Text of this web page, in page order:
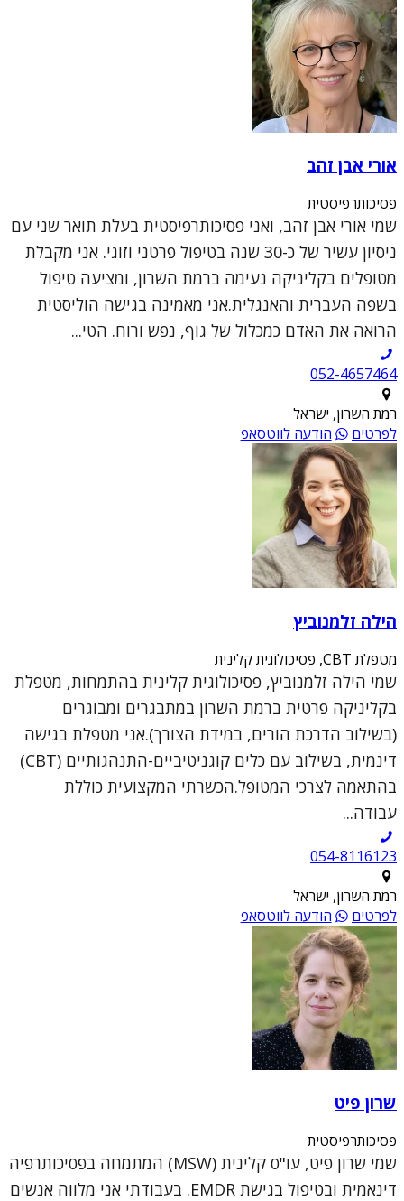
אורי אבן זהב
פסיכותרפיסטית
שמי אורי אבן זהב, ואני פסיכותרפיסטית בעלת תואר שני עם
ניסיון עשיר של כ-30 שנה בטיפול פרטני וזוגי. אני מקבלת
מטופלים בקליניקה נעימה ברמת השרון, ומציעה טיפול
בשפה העברית והאנגלית.אני מאמינה בגישה הוליסטית
הרואה את האדם כמכלול של גוף, נפש ורוח. הטי...
052-4657464
רמת השרון, ישראל
לפרטים
הודעה לווטסאפ
הילה זלמנוביץ
מטפלת CBT, פסיכולוגית קלינית
שמי הילה זלמנוביץ, פסיכולוגית קלינית בהתמחות, מטפלת
בקליניקה פרטית ברמת השרון במתבגרים ומבוגרים
(בשילוב הדרכת הורים, במידת הצורך).אני מטפלת בגישה
דינמית, בשילוב עם כלים קוגניטיביים-התנהגותיים (CBT)
בהתאמה לצרכי המטופל.הכשרתי המקצועית כוללת
עבודה...
054-8116123
רמת השרון, ישראל
לפרטים
הודעה לווטסאפ
שרון פיט
פסיכותרפיסטית
שמי שרון פיט, עו"ס קלינית (MSW) המתמחה בפסיכותרפיה
דינאמית ובטיפול בגישת EMDR. בעבודתי אני מלווה אנשים